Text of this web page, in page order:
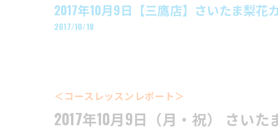
2017年10月9日【三鷹店】さいたま梨花
2017/10/18
＜コースレッスンレポート＞
2017年10月9日（月・祝） さい